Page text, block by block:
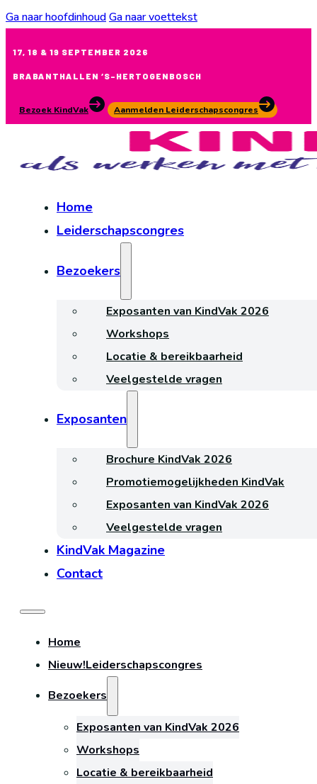
Ga naar hoofdinhoudGa naar voettekst
17, 18 & 19 SEPTEMBER 2026
BRABANTHALLEN ‘S-HERTOGENBOSCH
Bezoek KindVak Aanmelden Leiderschapscongres
Home
Leiderschapscongres
Bezoekers
Exposanten van KindVak 2026
Workshops
Locatie & bereikbaarheid
Veelgestelde vragen
Exposanten
Brochure KindVak 2026
Promotiemogelijkheden KindVak
Exposanten van KindVak 2026
Veelgestelde vragen
KindVak Magazine
Contact
Home
Nieuw!Leiderschapscongres
Bezoekers
Exposanten van KindVak 2026
Workshops
Locatie & bereikbaarheid